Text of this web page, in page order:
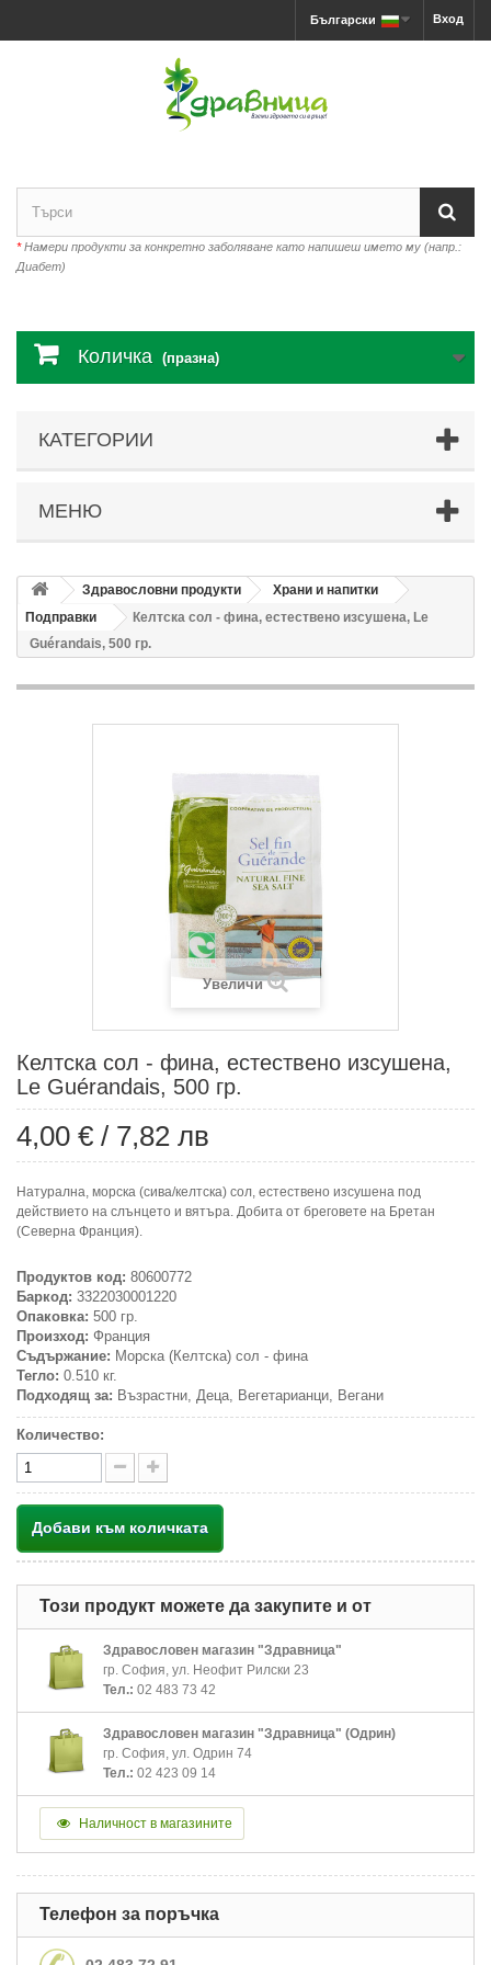
Вход
Български
*Намери продукти за конкретно заболяване като напишеш името му (напр.:
Диабет)
Количка (празна)
КАТЕГОРИИ
МЕНЮ
Здравословни продукти
Храни и напитки
Подправки
Келтска сол - фина, естествено изсушена, Le
Guérandais, 500 гр.
Увеличи
Келтска сол - фина, естествено изсушена,
Le Guérandais, 500 гр.
4,00 € / 7,82 лв
Натурална, морска (сива/келтска) сол, естествено изсушена под
действието на слънцето и вятъра. Добита от бреговете на Бретан
(Северна Франция).
Продуктов код: 80600772
Баркод: 3322030001220
Опаковка: 500 гр.
Произход: Франция
Съдържание: Морска (Келтска) сол - фина
Тегло: 0.510 кг.
Подходящ за: Възрастни, Деца, Вегетарианци, Вегани
Количество:
Добави към количката
Този продукт можете да закупите и от
Здравословен магазин "Здравница"
гр. София, ул. Неофит Рилски 23
Тел.: 02 483 73 42
Здравословен магазин "Здравница" (Одрин)
гр. София, ул. Одрин 74
Тел.: 02 423 09 14
Наличност в магазините
Телефон за поръчка